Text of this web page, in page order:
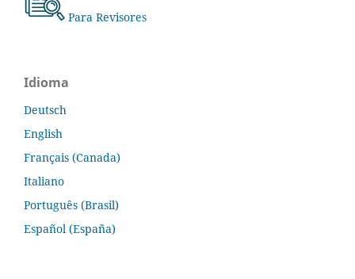
Para Revisores
Idioma
Deutsch
English
Français (Canada)
Italiano
Português (Brasil)
Español (España)